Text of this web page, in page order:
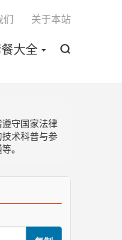

大全
们 关于本站
适合你
守国家法律
术科普与参
。